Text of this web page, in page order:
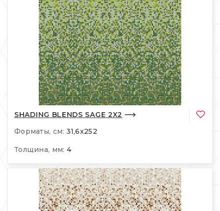
SHADING BLENDS SAGE 2X2
Форматы, см: 31,6x252
Толщина, мм: 4